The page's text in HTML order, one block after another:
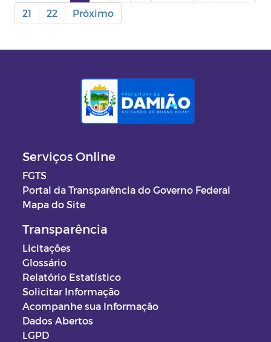
21
22 Próximo
Serviços Online
FGTS
Portal da Transparência do Governo Federal
Mapa do Site
Transparência
Licitações
Glossário
Relatório Estatístico
Solicitar Informação
Acompanhe sua Informação
Dados Abertos
LGPD